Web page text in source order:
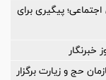
پیگیری برای
حج و زیارت برگزار